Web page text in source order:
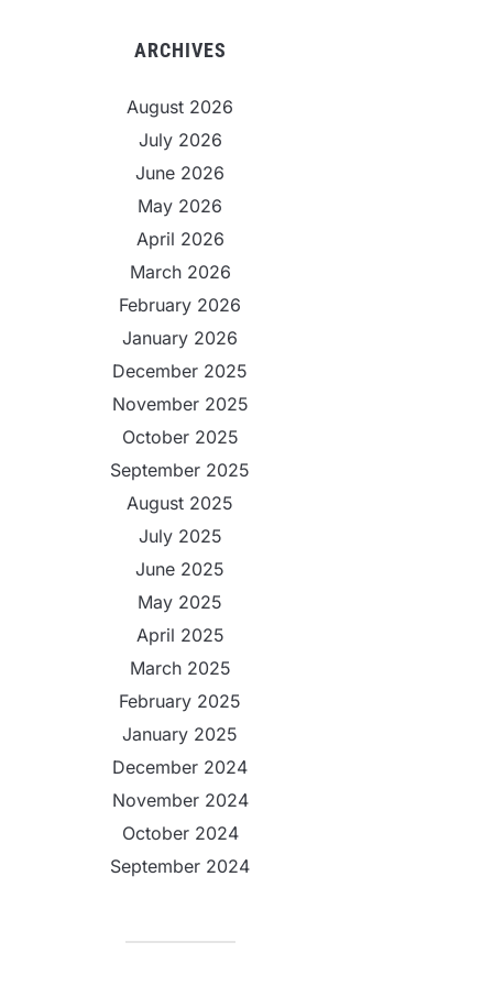
ARCHIVES
August 2026
July 2026
June 2026
May 2026
April 2026
March 2026
February 2026
January 2026
December 2025
November 2025
October 2025
September 2025
August 2025
July 2025
June 2025
May 2025
April 2025
March 2025
February 2025
January 2025
December 2024
November 2024
October 2024
September 2024